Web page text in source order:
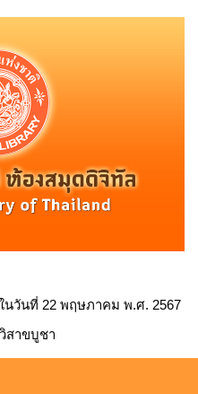
วันที่ 22 พฤษภาคม พ.ศ. 2567
สาขบูชา